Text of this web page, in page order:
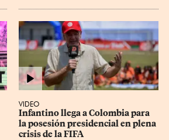
VIDEO
Infantino llega a Colombia para
la posesión presidencial en plena
crisis de la FIFA